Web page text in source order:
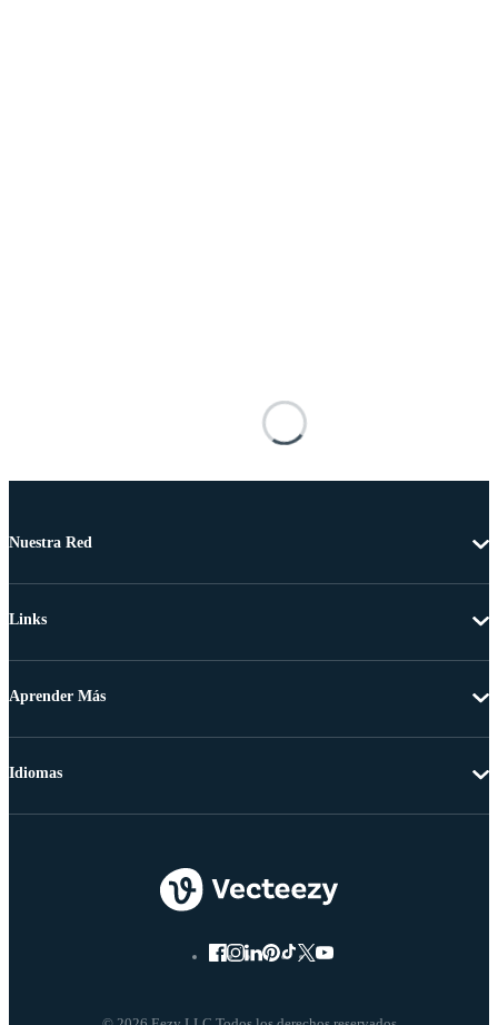
Nuestra Red
Links
Aprender Más
Idiomas